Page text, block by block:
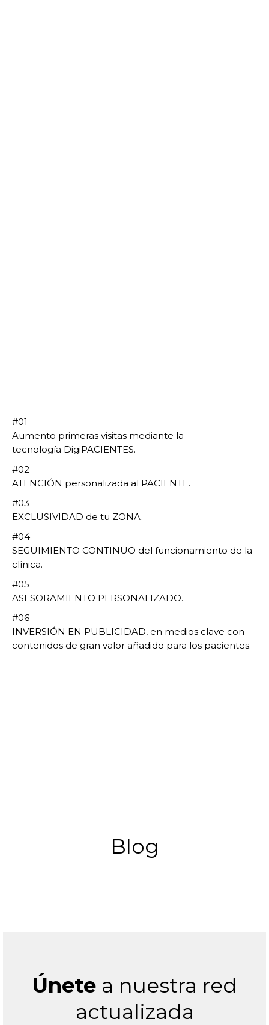
#01
Aumento primeras visitas mediante la
tecnología DigiPACIENTES.
#02
ATENCIÓN personalizada al PACIENTE.
#03
EXCLUSIVIDAD de tu ZONA.
#04
SEGUIMIENTO CONTINUO del funcionamiento de la
clínica.
#05
ASESORAMIENTO PERSONALIZADO.
#06
INVERSIÓN EN PUBLICIDAD, en medios clave con
contenidos de gran valor añadido para los pacientes.
Blog
Únete a nuestra red
actualizada